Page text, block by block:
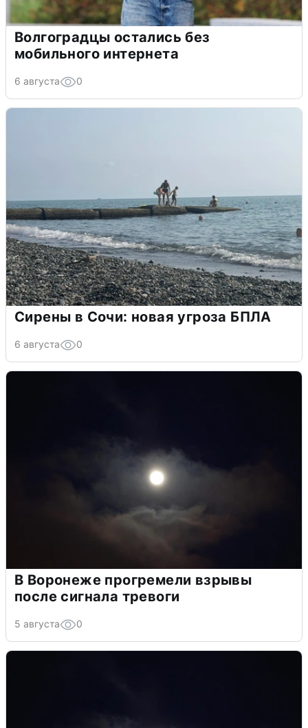
Волгоградцы остались без
мобильного интернета
6 августа 0
Сирены в Сочи: новая угроза БПЛА
6 августа 0
В Воронеже прогремели взрывы
после сигнала тревоги
5 августа 0